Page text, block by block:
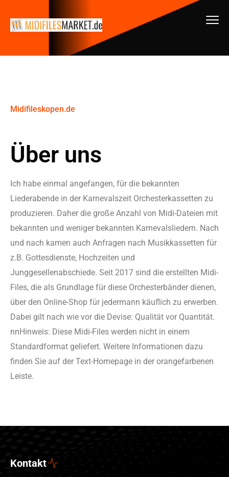
Midifileskopen.de
Über uns
Ich habe einmal angefangen, für die bekannten
Liederabende in der Karnevalszeit Orchesterkassetten zu
produzieren. Daher die große Anzahl von Midi-Dateien mit
bekannten und weniger bekannten Karnevalsliedern. Nach
und nach kamen auch Anfragen nach Musikkassetten für
z.B. Gottesdienste, Hochzeiten und
Junggesellenabschiede. Seit 2017 sind die erstellten Midi-
Files, die als Grundlage für diese Orchesterbänder dienen,
über den Online-Shop für jedermann käuflich zu erwerben.
Dabei gilt nach wie vor die Devise: Qualität vor Quantität.
nnHinweis: Diese Midi-Files werden nicht in einem
Standardformat geliefert. Weitere Informationen dazu
finden Sie auf der Text-Homepage in der orangefarbenen
Leiste.
Kontakt